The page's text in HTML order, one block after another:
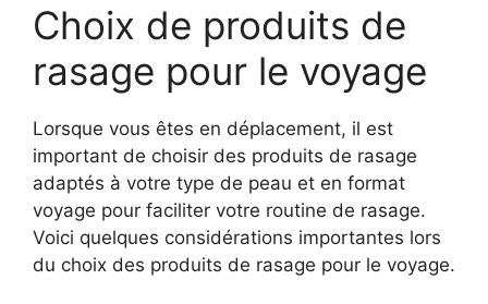
Choix de produits de
rasage pour le voyage
Lorsque vous êtes en déplacement, il est
important de choisir des produits de rasage
adaptés à votre type de peau et en format
voyage pour faciliter votre routine de rasage.
Voici quelques considérations importantes lors
du choix des produits de rasage pour le voyage.